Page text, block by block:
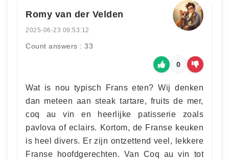
Romy van der Velden
2025-06-23 09:53:12
Count answers : 33
0
Wat is nou typisch Frans eten? Wij denken
dan meteen aan steak tartare, fruits de mer,
coq au vin en heerlijke patisserie zoals
pavlova of eclairs. Kortom, de Franse keuken
is heel divers. Er zijn ontzettend veel, lekkere
Franse hoofdgerechten. Van Coq au vin tot